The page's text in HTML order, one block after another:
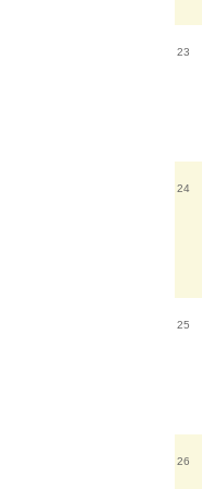
23
24
25
26